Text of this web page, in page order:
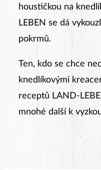
houstičkou na
LEBEN se dá
pokrmů.
Ten, kdo se chce
knedlíkovými
receptů LAND-
mnohé další k